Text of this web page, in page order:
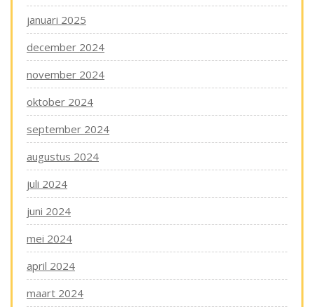
januari 2025
december 2024
november 2024
oktober 2024
september 2024
augustus 2024
juli 2024
juni 2024
mei 2024
april 2024
maart 2024